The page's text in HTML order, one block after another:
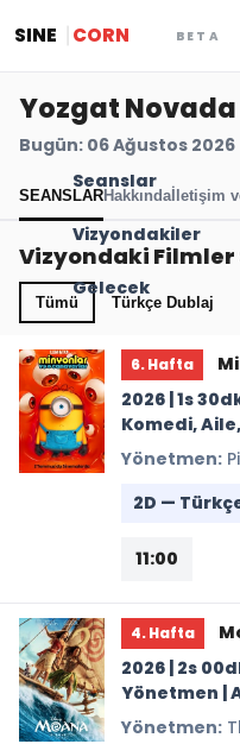
SINE CORN BETA
Seanslar
Vizyondakiler
Gelecek
Yozgat
Bugün: 06 Ağustos 2026
SEANSLARHakkındaİletişim
Vizyondaki Filmler
Tümü Türkçe Dublaj
6. Hafta
2026 | 1s
Komedi,
Yönetmen:
2D —
11:00
4. Hafta
2026 | 2s
Yönetmen |
Yönetmen: